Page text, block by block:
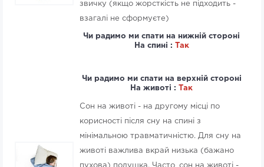
звичку (якщо жорсткість не підходить -
взагалі не сформуєте)
Чи радимо ми спати на нижній стороні
На спині :
Так
Чи радимо ми спати на верхній стороні
На животі :
Так
Сон на животі - на другому місці по
корисності після сну на спині з
мінімальною травматичністю. Для сну на
животі важлива вкрай низька (бажано
пухова) подушка. Часто, сон на животі -